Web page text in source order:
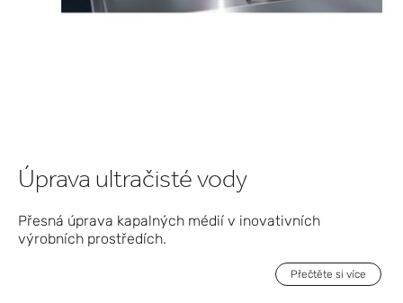
Úprava ultračisté vody
Přesná úprava kapalných médií v inovativních
výrobních prostředích.
Přečtěte si více